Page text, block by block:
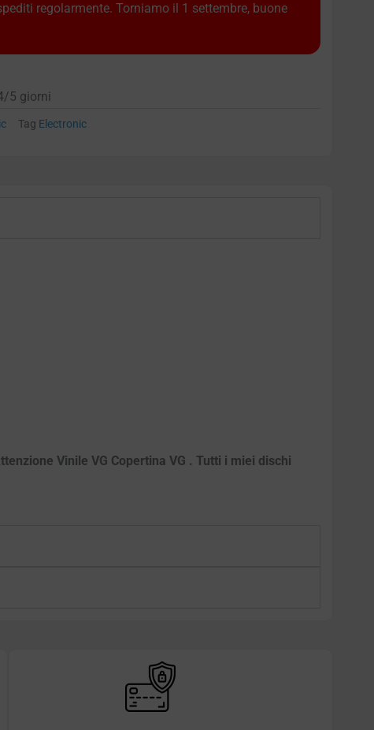
regolarmente. Torniamo il 1 settembre, buone
5 giorni
Tag Electronic
Vinile VG Copertina VG . Tutti i miei dischi